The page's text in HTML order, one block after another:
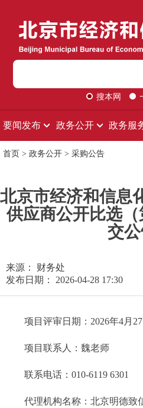
搜本网
要闻发布 政务公开 政务服
首页 > 政务公开 > 采购公告
北京市经济和信息
供应商公开比选
交
来源： 财务处
发布日期： 2026-04-28 17:30
项目评审日期：2026年4月27
项目联系人：魏老师
联系电话：010-6119 6301
代理机构名称：北京明德致